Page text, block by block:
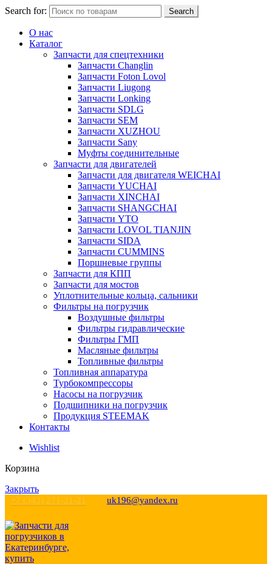
Search for: Search
О нас
Каталог
Запчасти для спецтехники
Запчасти Changlin
Запчасти Foton Lovol
Запчасти Liugong
Запчасти Lonking
Запчасти SDLG
Запчасти SEM
Запчасти XUZHOU
Запчасти Sany
Муфты соединительные
Запчасти для двигателей
Запчасти для двигателя WEICHAI
Запчасти YUCHAI
Запчасти XINCHAI
Запчасти SHANGCHAI
Запчасти YTO
Запчасти LOVOL TIANJIN
Запчасти SIDA
Запчасти CUMMINS
Поршневые группы
Запчасти для КПП
Запчасти для мостов
Уплотнительные кольца, сальники
Фильтры на погрузчик
Воздушные фильтры
Фильтры гидравлические
Фильтры ГМП
Масляные фильтры
Топливные фильтры
Топливная аппаратура
Турбокомпрессоры
Насосы на погрузчик
Подшипники на погрузчик
Продукция STEEMAK
Контакты
Wishlist
Корзина
Закрыть
+7 (343) 271-21-21 uk196@yandex.ru